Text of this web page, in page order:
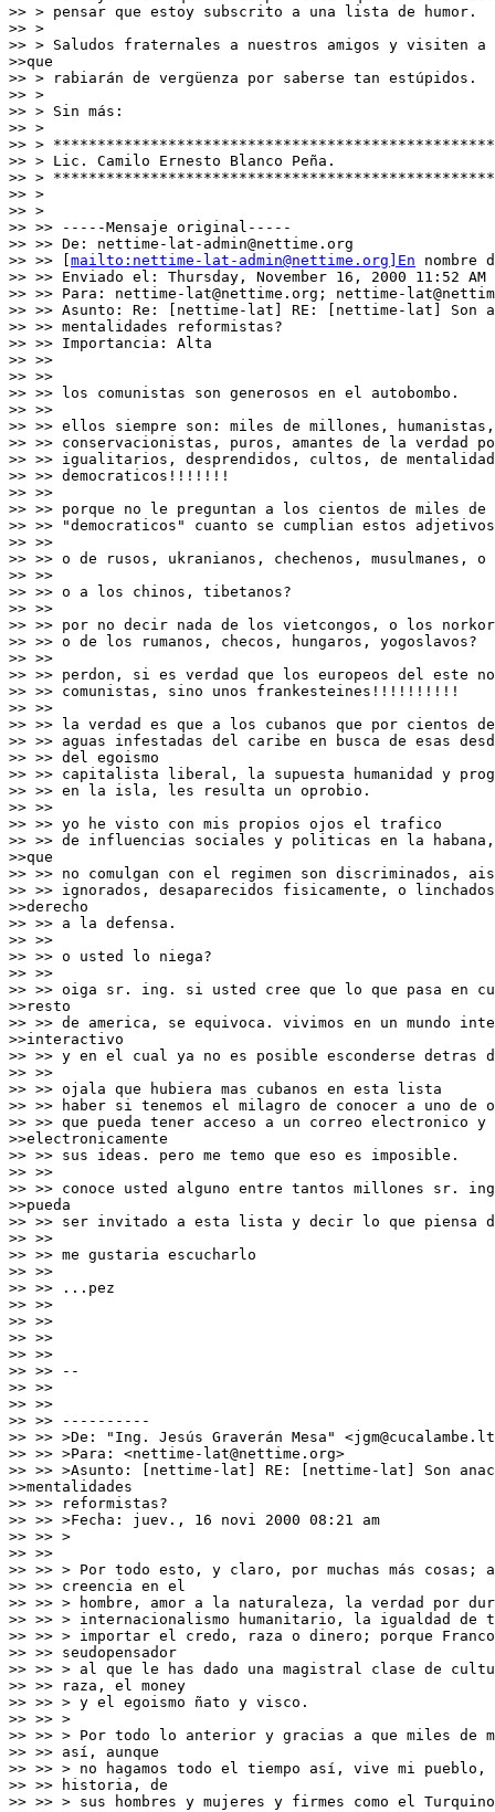
mailto:nettime-lat-admin@nettime.org]En nombre
>> >> Enviado el: Thursday, November 16, 2000 11:52 AM
>> >> Para: nettime-lat@nettime.org; nettime-
>> >> Asunto: Re: [nettime-lat] RE: [nettime-lat] Son
>> >> mentalidades reformistas?
>> >> Importancia: Alta
>> >>
>> >>
>> >> los comunistas son generosos en el autobombo.
>> >>
>> >> ellos siempre son: miles de millones,
>> >> conservacionistas, puros, amantes de la verdad
>> >> igualitarios, desprendidos, cultos, de
>> >> democraticos!!!!!!!
>> >>
>> >> porque no le preguntan a los cientos de miles de
>> >> "democraticos" cuanto se cumplian estos
>> >>
>> >> o de rusos, ukranianos, chechenos, musulmanes,
>> >>
>> >> o a los chinos, tibetanos?
>> >>
>> >> por no decir nada de los vietcongos, o los
>> >> o de los rumanos, checos, hungaros, yogoslavos?
>> >>
>> >> perdon, si es verdad que los europeos del este
>> >> comunistas, sino unos frankesteines!!!!!!!!!!
>> >>
>> >> la verdad es que a los cubanos que por cientos
>> >> aguas infestadas del caribe en busca de esas
>> >> del egoismo
>> >> capitalista liberal, la supuesta humanidad y
>> >> en la isla, les resulta un oprobio.
>> >>
>> >> yo he visto con mis propios ojos el trafico
>> >> de influencias sociales y politicas en la habana,
>>que
>> >> no comulgan con el regimen son discriminados,
>> >> ignorados, desaparecidos fisicamente, o
>>derecho
>> >> a la defensa.
>> >>
>> >> o usted lo niega?
>> >>
>> >> oiga sr. ing. si usted cree que lo que pasa en
>>resto
>> >> de america, se equivoca. vivimos en un mundo
>>interactivo
>> >> y en el cual ya no es posible esconderse detras
>> >>
>> >> ojala que hubiera mas cubanos en esta lista
>> >> haber si tenemos el milagro de conocer a uno
>> >> que pueda tener acceso a un correo electronico
>>electronicamente
>> >> sus ideas. pero me temo que eso es imposible.
>> >>
>> >> conoce usted alguno entre tantos millones sr.
>>pueda
>> >> ser invitado a esta lista y decir lo que piensa
>> >>
>> >> me gustaria escucharlo
>> >>
>> >> ...pez
>> >>
>> >>
>> >>
>> >>
>> >> --
>> >>
>> >>
>> >> ----------
>> >> >De: "Ing. Jesús Graverán Mesa"
>> >> >Para: <nettime-lat@nettime.org>
>> >> >Asunto: [nettime-lat] RE: [nettime-lat] Son
>>mentalidades
>> >> reformistas?
>> >> >Fecha: juev., 16 novi 2000 08:21 am
>> >> >
>> >>
>> >> > Por todo esto, y claro, por muchas más cosas;
>> >> creencia en el
>> >> > hombre, amor a la naturaleza, la verdad por
>> >> > internacionalismo humanitario, la igualdad de
>> >> > importar el credo, raza o dinero; porque
>> >> seudopensador
>> >> > al que le has dado una magistral clase de
>> >> raza, el money
>> >> > y el egoismo ñato y visco.
>> >> >
>> >> > Por todo lo anterior y gracias a que miles de
>> >> así, aunque
>> >> > no hagamos todo el tiempo así, vive mi
>> >> historia, de
>> >> > sus hombres y mujeres y firmes como el